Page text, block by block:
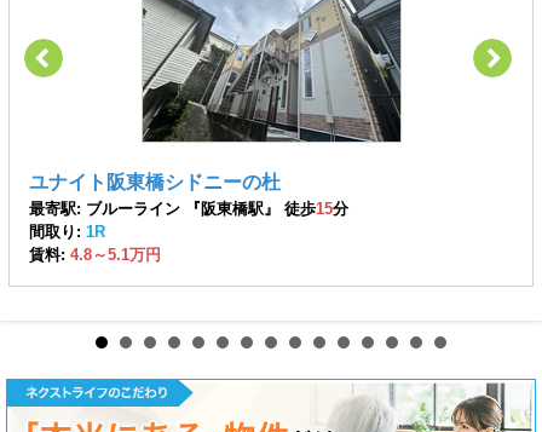
ユナイト阪東橋シドニーの杜
最寄駅: ブルーライン 『阪東橋駅』 徒歩15分
間取り: 1R
賃料: 4.8～5.1万円